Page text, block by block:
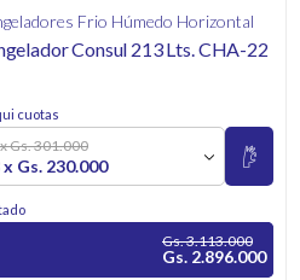
Frio Húmedo Horizontal
Consul 213 Lts. CHA-22
cuotas
Gs. 301.000
x Gs. 230.000
Gs. 3.113.000
Gs. 2.896.000